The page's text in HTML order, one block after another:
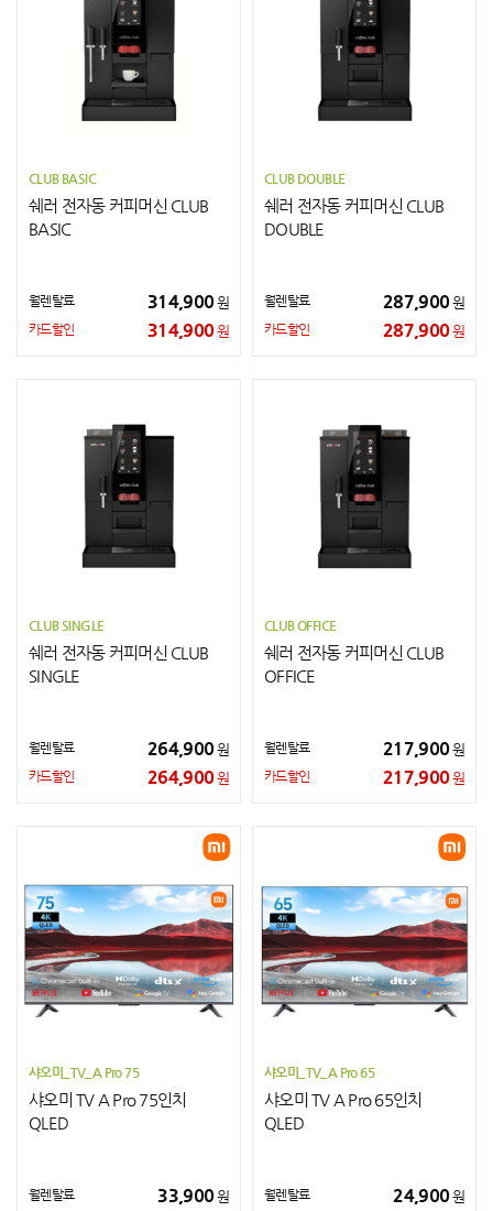
CLUB BASIC
쉐러 전자동 커피머신 CLUB
BASIC
월렌탈료 314,900원
카드할인 314,900원
CLUB DOUBLE
쉐러 전자동 커피머신 CLUB
DOUBLE
월렌탈료 287,900원
카드할인 287,900원
CLUB SINGLE
쉐러 전자동 커피머신 CLUB
SINGLE
월렌탈료 264,900원
카드할인 264,900원
CLUB OFFICE
쉐러 전자동 커피머신 CLUB
OFFICE
월렌탈료 217,900원
카드할인 217,900원
샤오미_TV_A Pro 75
샤오미 TV A Pro 75인치
QLED
월렌탈료 33,900원
샤오미_TV_A Pro 65
샤오미 TV A Pro 65인치
QLED
월렌탈료 24,900원